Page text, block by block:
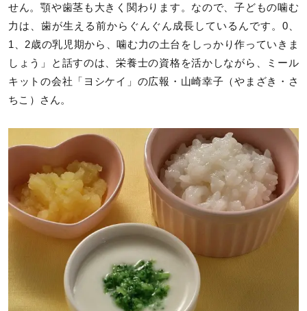
せん。顎や歯茎も大きく関わります。なので、子どもの噛む
力は、歯が生える前からぐんぐん成長しているんです。0、
1、2歳の乳児期から、噛む力の土台をしっかり作っていきま
しょう」と話すのは、栄養士の資格を活かしながら、ミール
キットの会社「ヨシケイ」の広報・山崎幸子（やまざき・さ
ちこ）さん。